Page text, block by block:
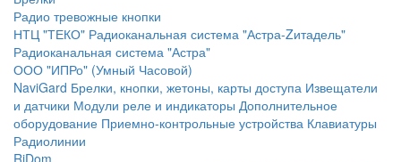
Радио тревожные кнопки
НТЦ "ТЕКО" Радиоканальная система "Астра-Zитадель"
Радиоканальная система "Астра"
ООО "ИПРо" (Умный Часовой)
NaviGard Брелки, кнопки, жетоны, карты доступа Извещатели
и датчики Модули реле и индикаторы Дополнительное
оборудование Приемно-контрольные устройства Клавиатуры
Радиолинии